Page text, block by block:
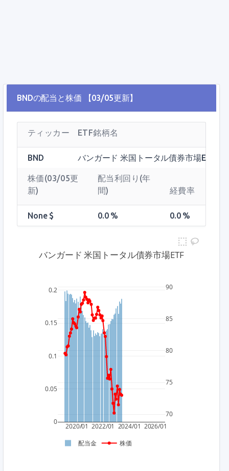
BNDの配当と株価 【03/05更新】
ティッカー ETF銘柄名
BND バンガード 米国トータル債券市場ETF
株価(03/05更
新)
配当利回り(年
間)
経費率
None $ 0.0 % 0.0 %
2020/01 2022/01 2024/01 2026/01
0
0.05
0.1
0.15
0.2
70
75
80
85
90
配当金 株価
バンガード 米国トータル債券市場ETF